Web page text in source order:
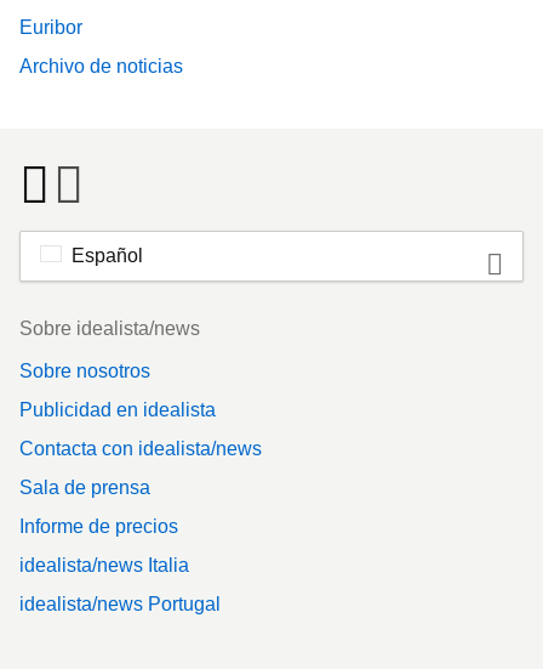
Euribor
Archivo de noticias
Español
Footer
Sobre idealista/news
Sobre nosotros
Publicidad en idealista
Contacta con idealista/news
Sala de prensa
Informe de precios
idealista/news Italia
idealista/news Portugal